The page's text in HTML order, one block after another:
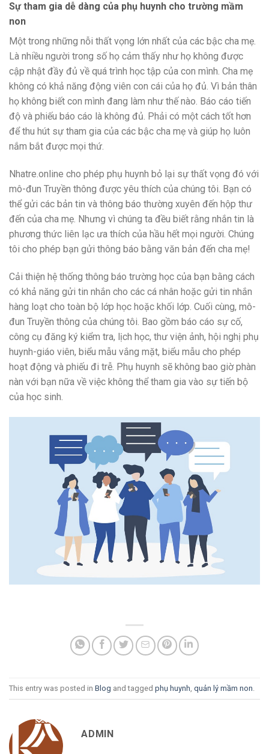
Sự tham gia dễ dàng của phụ huynh cho trường mầm
non
Một trong những nỗi thất vọng lớn nhất của các bậc cha mẹ.
Là nhiều người trong số họ cảm thấy như họ không được
cập nhật đầy đủ về quá trình học tập của con mình. Cha mẹ
không có khả năng động viên con cái của họ đủ. Vì bản thân
họ không biết con mình đang làm như thế nào. Báo cáo tiến
độ và phiếu báo cáo là không đủ. Phải có một cách tốt hơn
để thu hút sự tham gia của các bậc cha mẹ và giúp họ luôn
nắm bắt được mọi thứ.
Nhatre.online cho phép phụ huynh bỏ lại sự thất vọng đó với
mô-đun Truyền thông được yêu thích của chúng tôi. Bạn có
thể gửi các bản tin và thông báo thường xuyên đến hộp thư
đến của cha mẹ. Nhưng vì chúng ta đều biết rằng nhắn tin là
phương thức liên lạc ưa thích của hầu hết mọi người. Chúng
tôi cho phép bạn gửi thông báo bằng văn bản đến cha mẹ!
Cải thiện hệ thống thông báo trường học của bạn bằng cách
có khả năng gửi tin nhắn cho các cá nhân hoặc gửi tin nhắn
hàng loạt cho toàn bộ lớp học hoặc khối lớp. Cuối cùng, mô-
đun Truyền thông của chúng tôi. Bao gồm báo cáo sự cố,
công cụ đăng ký kiểm tra, lịch học, thư viện ảnh, hội nghị phụ
huynh-giáo viên, biểu mẫu vắng mặt, biểu mẫu cho phép
hoạt động và phiếu đi trễ. Phụ huynh sẽ không bao giờ phàn
nàn với bạn nữa về việc không thể tham gia vào sự tiến bộ
của học sinh.
This entry was posted in Blog and tagged phụ huynh quản lý mầm non
ADMIN